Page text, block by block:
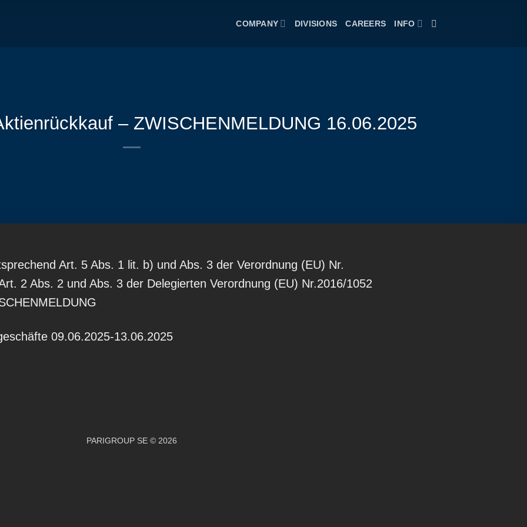
COMPANY DIVISIONS CAREERS INFO
– ZWISCHENMELDUNG 16.06.2025
Art. 5 Abs. 1 lit. b) und Abs. 3 der Verordnung (EU) Nr.
2 Abs. 2 und Abs. 3 der Delegierten Verordnung (EU) Nr.2016/1052
09.06.2025-13.06.2025
PARIGROUP SE © 2026